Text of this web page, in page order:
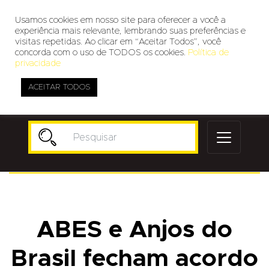
ABES e Anjos do
Brasil fecham acordo
Usamos cookies em nosso site para oferecer a você a
experiência mais relevante, lembrando suas preferências e
visitas repetidas. Ao clicar em “Aceitar Todos”, você
concorda com o uso de TODOS os cookies. Política de
privacidade
ACEITAR TODOS